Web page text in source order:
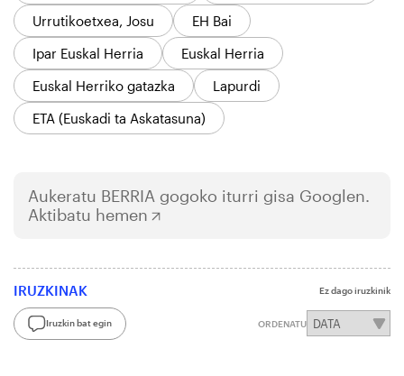
Urrutikoetxea, Josu
EH Bai
Ipar Euskal Herria
Euskal Herria
Euskal Herriko gatazka
Lapurdi
ETA (Euskadi ta Askatasuna)
Aukeratu BERRIA gogoko iturri gisa Googlen.
Aktibatu hemen
IRUZKINAK Ez dago iruzkinik
Iruzkin bat egin ORDENATU